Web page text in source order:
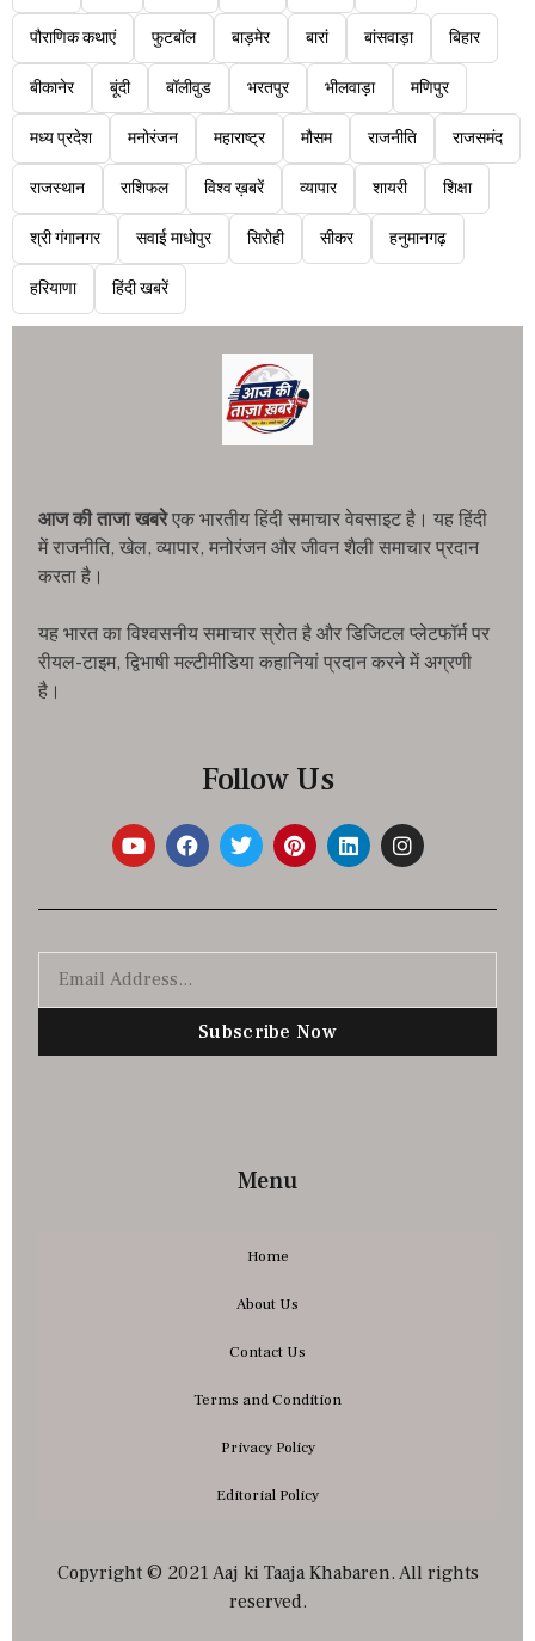
पौराणिक कथाएं फुटबॉल बाड़मेर बारां बांसवाड़ा बिहार
बीकानेर बूंदी बॉलीवुड भरतपुर भीलवाड़ा मणिपुर
मध्य प्रदेश मनोरंजन महाराष्ट्र मौसम राजनीति राजसमंद
राजस्थान राशिफल विश्व ख़बरें व्यापार शायरी शिक्षा
श्री गंगानगर सवाई माधोपुर सिरोही सीकर हनुमानगढ़
हरियाणा हिंदी खबरें
आज की ताजा खबरेएक भारतीय हिंदी समाचार वेबसाइट है। यह हिंदी
में राजनीति, खेल, व्यापार, मनोरंजन और जीवन शैली समाचार प्रदान
करता है।
यह भारत का विश्वसनीय समाचार स्रोत है और डिजिटल प्लेटफॉर्म पर
रीयल-टाइम, द्विभाषी मल्टीमीडिया कहानियां प्रदान करने में अग्रणी
है।
Follow Us
Subscribe Now
Menu
Home
About Us
Contact Us
Terms and Condition
Privacy Policy
Editorial Policy
Copyright © 2021 Aaj ki Taaja Khabaren. All rights
reserved.